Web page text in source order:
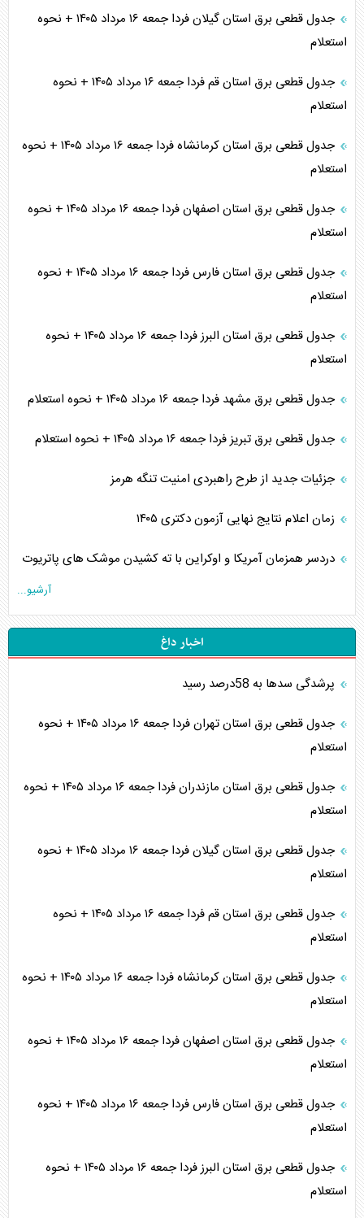
جدول قطعی برق استان گیلان فردا جمعه ۱۶ مرداد ۱۴۰۵ + نحوه
استعلام
جدول قطعی برق استان قم فردا جمعه ۱۶ مرداد ۱۴۰۵ + نحوه
استعلام
جدول قطعی برق استان کرمانشاه فردا جمعه ۱۶ مرداد ۱۴۰۵ + نحوه
استعلام
جدول قطعی برق استان اصفهان فردا جمعه ۱۶ مرداد ۱۴۰۵ + نحوه
استعلام
جدول قطعی برق استان فارس فردا جمعه ۱۶ مرداد ۱۴۰۵ + نحوه
استعلام
جدول قطعی برق استان البرز فردا جمعه ۱۶ مرداد ۱۴۰۵ + نحوه
استعلام
جدول قطعی برق مشهد فردا جمعه ۱۶ مرداد ۱۴۰۵ + نحوه استعلام
جدول قطعی برق تبریز فردا جمعه ۱۶ مرداد ۱۴۰۵ + نحوه استعلام
جزئیات جدید از طرح راهبردی امنیت تنگه هرمز
زمان اعلام نتایج نهایی آزمون دکتری ۱۴۰۵
دردسر همزمان آمریکا و اوکراین با ته کشیدن موشک های پاتریوت
آرشیو...
اخبار داغ
پرشدگی سدها به 58درصد رسید
جدول قطعی برق استان تهران فردا جمعه ۱۶ مرداد ۱۴۰۵ + نحوه
استعلام
جدول قطعی برق استان مازندران فردا جمعه ۱۶ مرداد ۱۴۰۵ + نحوه
استعلام
جدول قطعی برق استان گیلان فردا جمعه ۱۶ مرداد ۱۴۰۵ + نحوه
استعلام
جدول قطعی برق استان قم فردا جمعه ۱۶ مرداد ۱۴۰۵ + نحوه
استعلام
جدول قطعی برق استان کرمانشاه فردا جمعه ۱۶ مرداد ۱۴۰۵ + نحوه
استعلام
جدول قطعی برق استان اصفهان فردا جمعه ۱۶ مرداد ۱۴۰۵ + نحوه
استعلام
جدول قطعی برق استان فارس فردا جمعه ۱۶ مرداد ۱۴۰۵ + نحوه
استعلام
جدول قطعی برق استان البرز فردا جمعه ۱۶ مرداد ۱۴۰۵ + نحوه
استعلام